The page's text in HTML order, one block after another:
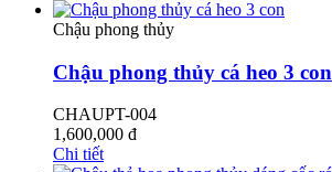
Chậu phong thủy
Chậu phong thủy cá heo 3 con
CHAUPT-004
1,600,000 đ
Chi tiết